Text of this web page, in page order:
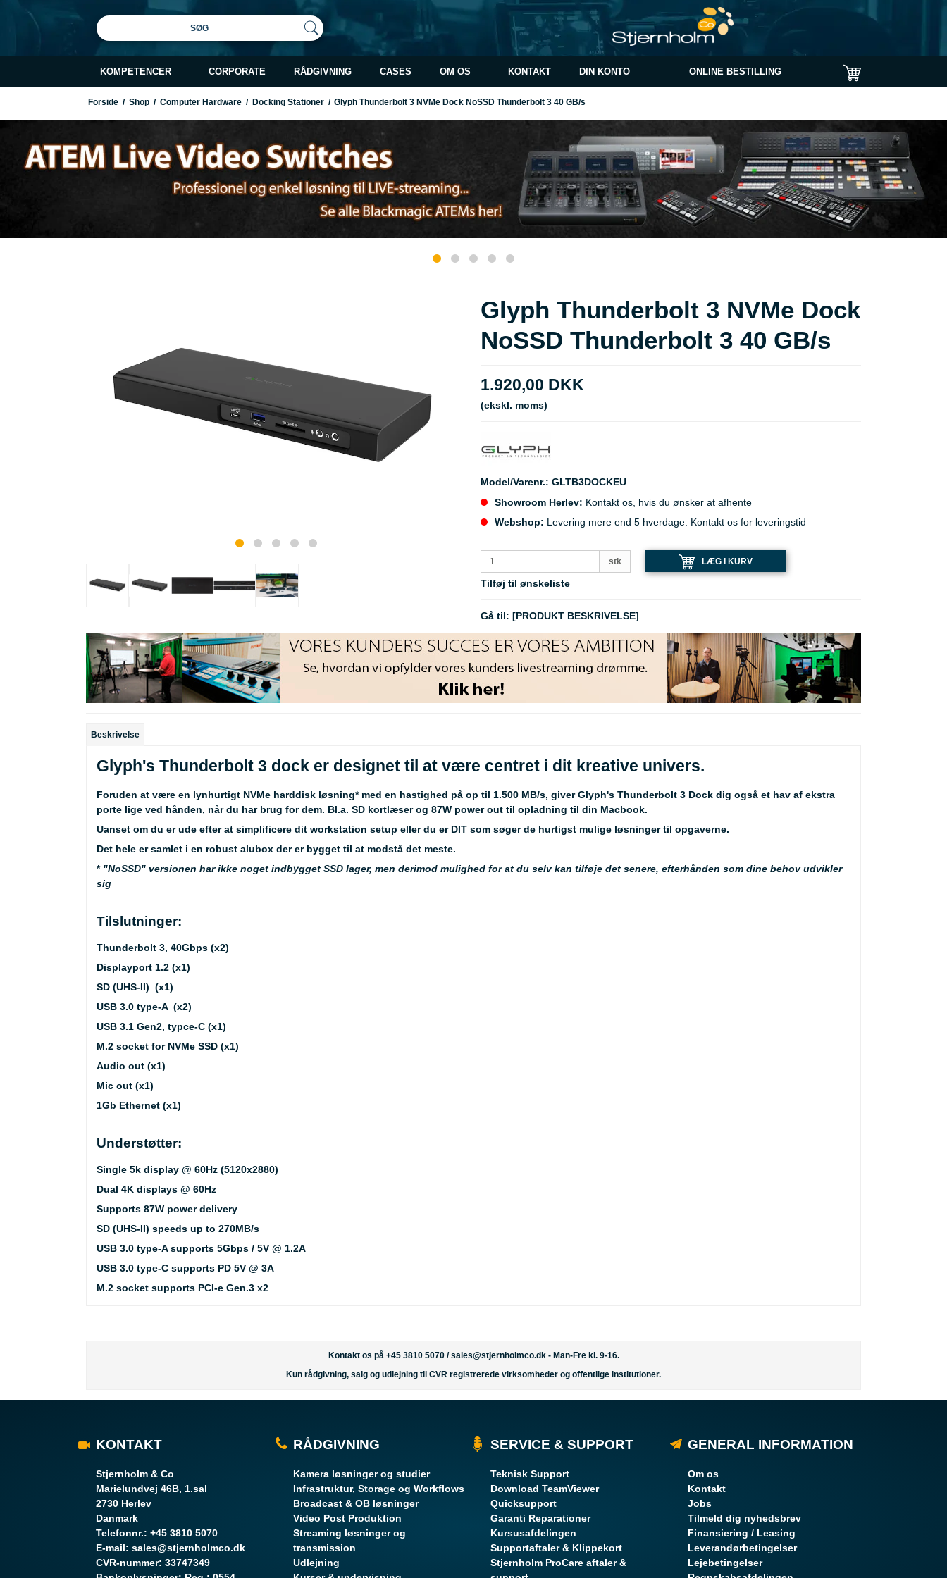
SØG
KOMPETENCER CORPORATE RÅDGIVNING CASES OM OS KONTAKT DIN KONTO ONLINE BESTILLING
Forside / Shop / Computer Hardware / Docking Stationer / Glyph Thunderbolt 3 NVMe Dock NoSSD Thunderbolt 3 40 GB/s
Glyph Thunderbolt 3 NVMe Dock
NoSSD Thunderbolt 3 40 GB/s
1.920,00 DKK
(ekskl. moms)
Model/Varenr.: GLTB3DOCKEU
Showroom Herlev: Kontakt os, hvis du ønsker at afhente
Webshop: Levering mere end 5 hverdage. Kontakt os for leveringstid
stk LÆG I KURV
Tilføj til ønskeliste
Gå til: [PRODUKT BESKRIVELSE]
Beskrivelse
Glyph's Thunderbolt 3 dock er designet til at være centret i dit kreative univers.
Foruden at være en lynhurtigt NVMe harddisk løsning*med en hastighed på op til 1.500 MB/s, giver Glyph's Thunderbolt 3 Dock dig også et hav af ekstra
porte lige ved hånden, når du har brug for dem. Bl.a. SD kortlæser og 87W power out til opladning til din Macbook.
Uanset om du er ude efter at simplificere dit workstation setup eller du er DIT som søger de hurtigst mulige løsninger til opgaverne.
Det hele er samlet i en robust alubox der er bygget til at modstå det meste.
* "NoSSD" versionen har ikke noget indbygget SSD lager, men derimod mulighed for at du selv kan tilføje det senere, efterhånden som dine behov udvikler
sig
Tilslutninger:
Thunderbolt 3, 40Gbps (x2)
Displayport 1.2 (x1)
SD (UHS-II) (x1)
USB 3.0 type-A (x2)
USB 3.1 Gen2, typce-C (x1)
M.2 socket for NVMe SSD (x1)
Audio out (x1)
Mic out (x1)
1Gb Ethernet (x1)
Understøtter:
Single 5k display @ 60Hz (5120x2880)
Dual 4K displays @ 60Hz
Supports 87W power delivery
SD (UHS-II) speeds up to 270MB/s
USB 3.0 type-A supports 5Gbps / 5V @ 1.2A
USB 3.0 type-C supports PD 5V @ 3A
M.2 socket supports PCI-e Gen.3 x2
Kontakt os på +45 3810 5070 /sales@stjernholmco.dk- Man-Fre kl. 9-16.
Kun rådgivning, salg og udlejning til CVR registrerede virksomheder og offentlige institutioner.
KONTAKT
Stjernholm & Co
Marielundvej 46B, 1.sal
2730 Herlev
Danmark
Telefonnr.: +45 3810 5070
E-mail: sales@stjernholmco.dk
CVR-nummer: 33747349
RÅDGIVNING
Kamera løsninger og studier
Infrastruktur, Storage og Workflows
Broadcast & OB løsninger
Video Post Produktion
Streaming løsninger og
transmission
Udlejning
SERVICE & SUPPORT
Teknisk Support
Download TeamViewer
Quicksupport
Garanti Reparationer
Kursusafdelingen
Supportaftaler & Klippekort
Stjernholm ProCare aftaler &
GENERAL INFORMATION
Om os
Kontakt
Jobs
Tilmeld dig nyhedsbrev
Finansiering / Leasing
Leverandørbetingelser
Lejebetingelser